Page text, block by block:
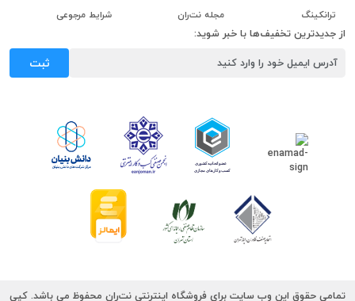
ترانکینگ
مجله نت‌ران
شرایط مرجوعی
از جدیدترین تخفیف‌ها با خبر شوید:
ثبت
تمامی حقوق این وب سایت برای فروشگاه اینترنتی نت‌ران محفوظ می باشد. کپی